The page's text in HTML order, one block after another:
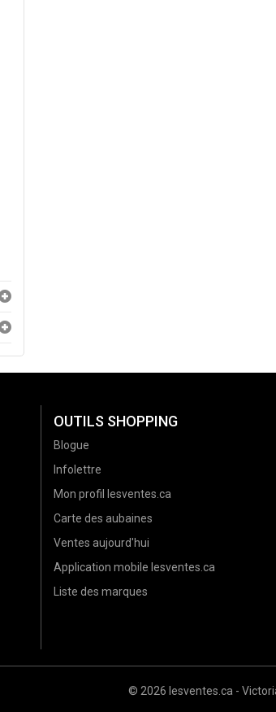
OUTILS SHOPPING
Blogue
Infolettre
Mon profil lesventes.ca
Carte des aubaines
Ventes aujourd'hui
Application mobile lesventes.ca
Liste des marques
© 2026 lesventes.ca -